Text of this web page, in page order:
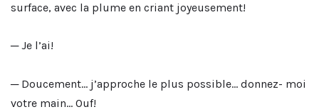
surface, avec la plume en criant joyeusement!
─ Je l’ai!
─ Doucement… j’approche le plus possible… donnez- moi
votre main… Ouf!